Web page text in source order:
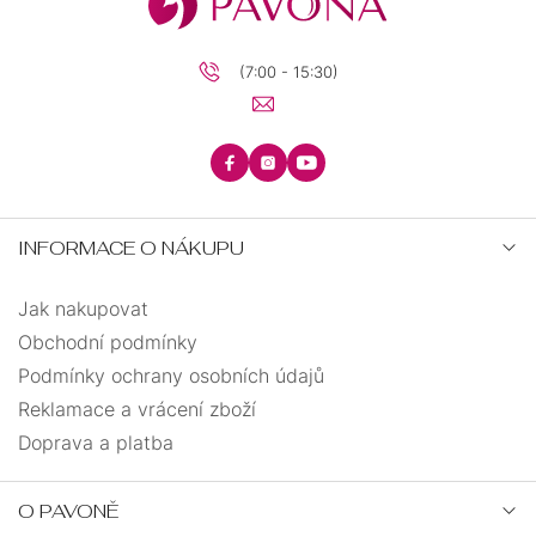
(7:00 - 15:30)
INFORMACE O NÁKUPU
Jak nakupovat
Obchodní podmínky
Podmínky ochrany osobních údajů
Reklamace a vrácení zboží
Doprava a platba
O PAVONĚ